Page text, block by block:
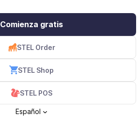
Comienza gratis
STEL Order
STEL Shop
STEL POS
Español